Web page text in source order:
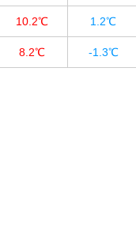
10.2℃ 1.2℃
8.2℃ -1.3℃